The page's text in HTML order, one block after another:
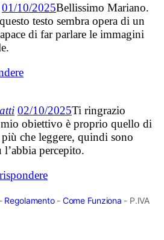
01/10/2025Bellissimo Mariano.
testo sembra opera di un
di far parlare le immagini
02/10/2025Ti ringrazio
obiettivo è proprio quello di
più che leggere, quindi sono
l’abbia percepito.
Regolamento- Come Funziona - P.IVA